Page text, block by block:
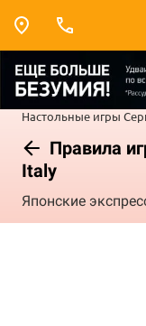
Настольные игры
Правила
Italy
Японские